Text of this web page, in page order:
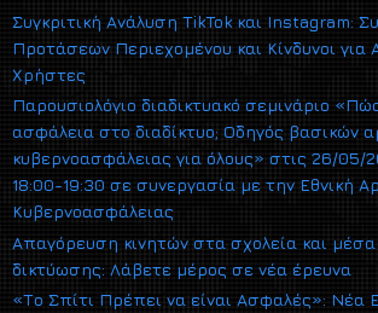
Συγκριτική Ανάλυση TikTok και Instagram:
Προτάσεων Περιεχομένου και Κίνδυνοι για
Χρήστες
Παρουσιολόγιο διαδικτυακό σεμινάριο
ασφάλεια στο διαδίκτυο; Οδηγός βασικών
κυβερνοασφάλειας για όλους» στις 26/05/
18:00-19:30 σε συνεργασία με την Εθνική
Κυβερνοασφάλειας
Απαγόρευση κινητών στα σχολεία και μέσα
δικτύωσης: Λάβετε μέρος σε νέα έρευνα
«Το Σπίτι Πρέπει να είναι Ασφαλές»: Νέα